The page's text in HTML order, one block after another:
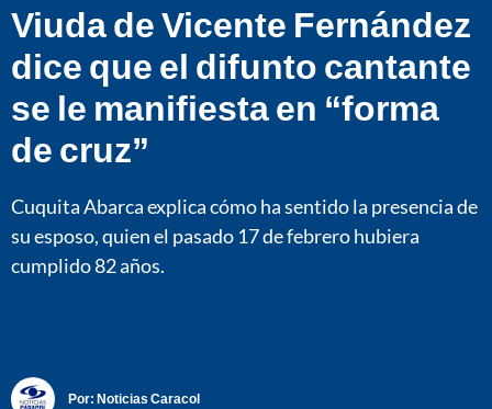
Viuda de Vicente Fernández
dice que el difunto cantante
se le manifiesta en “forma
de cruz”
Cuquita Abarca explica cómo ha sentido la presencia de
su esposo, quien el pasado 17 de febrero hubiera
cumplido 82 años.
Por: Noticias Caracol